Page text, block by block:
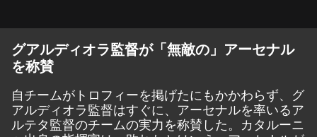
グアルディオラ監督が「無敵の」アーセナル
を称賛
自チームがトロフィーを掲げたにもかかわらず、グ
アルディオラ監督はすぐに、アーセナルを率いるア
ルテタ監督のチームの実力を称賛した。カタルーニ